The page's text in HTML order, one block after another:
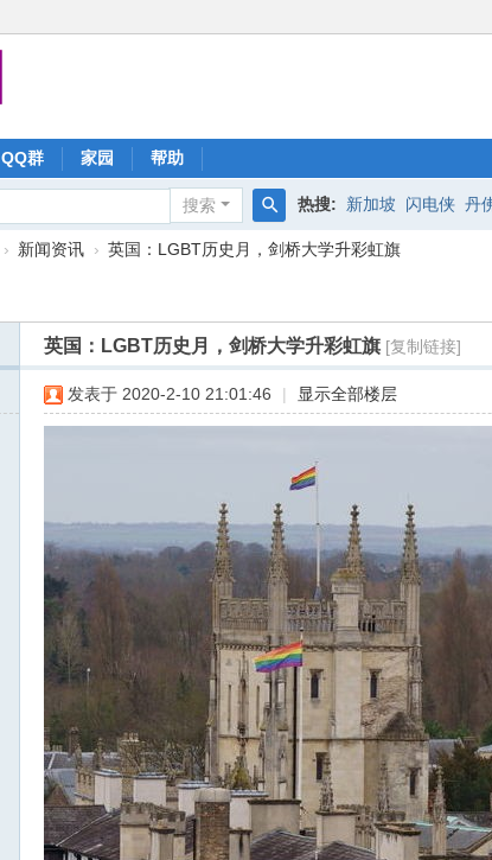
QQ群 家园 帮助
搜索
搜
热搜: 新加坡 闪电侠 丹
› 新闻资讯 › 英国：LGBT历史月，剑桥大学升彩虹旗
英国：LGBT历史月，剑桥大学升彩虹旗 [复制链接]
发表于 2020-2-10 21:01:46 | 显示全部楼层